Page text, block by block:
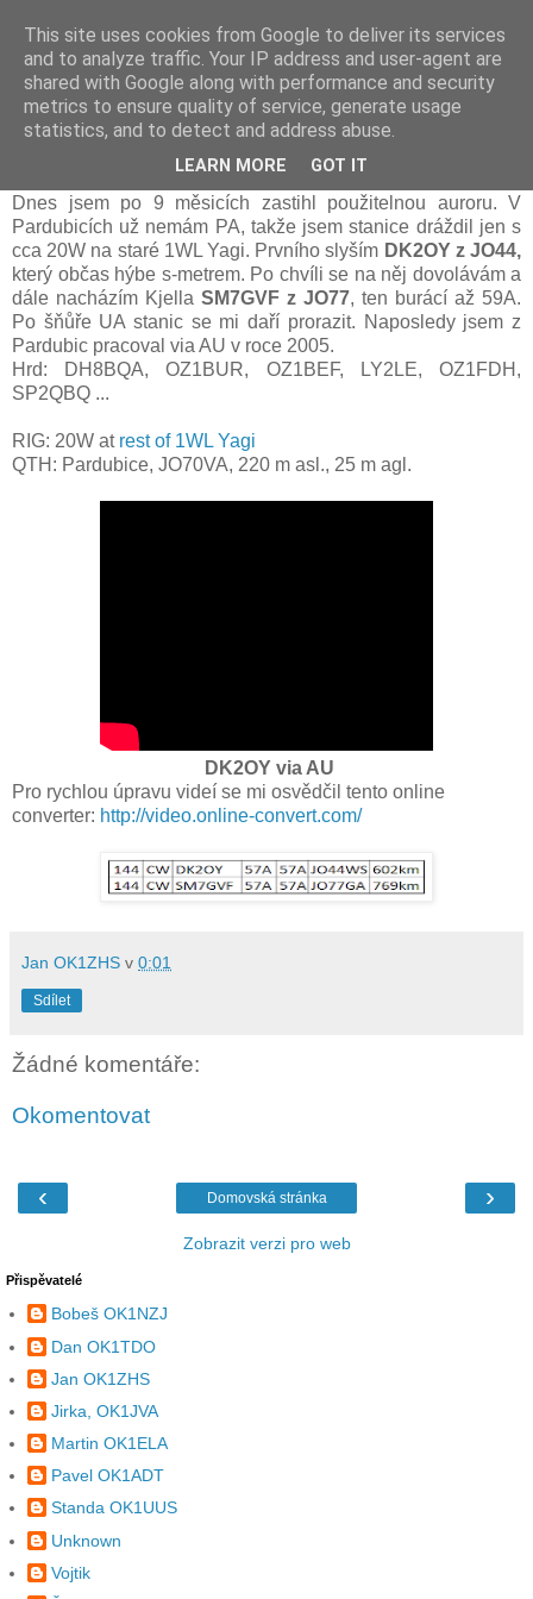
Prdec - Pardubice Hradec
Aurora 20.12. 2015
Dnes jsem po 9 měsicích zastihl použitelnou auroru. V
Pardubicích už nemám PA, takže jsem stanice dráždil jen s
cca 20W na staré 1WL Yagi. Prvního slyším DK2OY z JO44,
který občas hýbe s-metrem. Po chvíli se na něj dovolávám a
dále nacházím Kjella SM7GVF z JO77, ten burácí až 59A.
Po šňůře UA stanic se mi daří prorazit. Naposledy jsem z
Pardubic pracoval via AU v roce 2005.
Hrd: DH8BQA, OZ1BUR, OZ1BEF, LY2LE, OZ1FDH,
SP2QBQ ...
RIG: 20W at rest of 1WL Yagi
QTH: Pardubice, JO70VA, 220 m asl., 25 m agl.
DK2OY via AU
Pro rychlou úpravu videí se mi osvědčil tento online
converter: http://video.online-convert.com/
Jan OK1ZHS v 0:01
Sdílet
Žádné komentáře:
Okomentovat
‹ ›
Domovská stránka
Zobrazit verzi pro web
Přispěvatelé
Bobeš OK1NZJ
Dan OK1TDO
Jan OK1ZHS
Jirka, OK1JVA
Martin OK1ELA
Pavel OK1ADT
Standa OK1UUS
Unknown
Vojtik
This site uses cookies from Google to deliver its services
and to analyze traffic. Your IP address and user-agent are
shared with Google along with performance and security
metrics to ensure quality of service, generate usage
statistics, and to detect and address abuse.
LEARN MORE GOT IT